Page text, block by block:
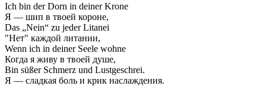
Ich bin der Dorn in deiner Krone
Я — шип в твоей короне,
Das „Nein“ zu jeder Litanei
"Нет" каждой литании,
Wenn ich in deiner Seele wohne
Когда я живу в твоей душе,
Bin süßer Schmerz und Lustgeschrei.
Я — сладкая боль и крик наслаждения.